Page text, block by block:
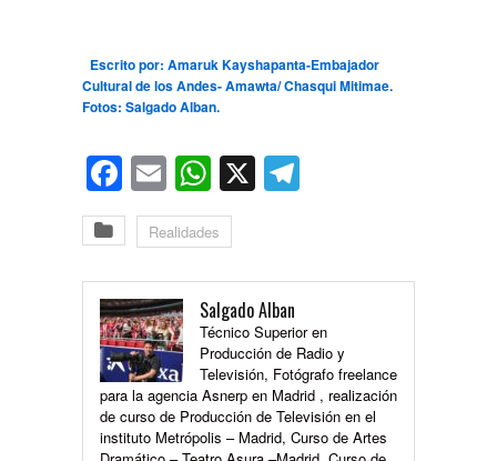
Escrito por: Amaruk Kayshapanta-Embajador
Cultural de los Andes- Amawta/ Chasqui Mitimae.
Fotos: Salgado Alban.
Facebook
EmailWhatsApp
X
Realidades
Salgado Alban
Técnico Superior en
Producción de Radio y
Televisión, Fotógrafo freelance
para la agencia Asnerp en Madrid , realización
de curso de Producción de Televisión en el
instituto Metrópolis – Madrid, Curso de Artes